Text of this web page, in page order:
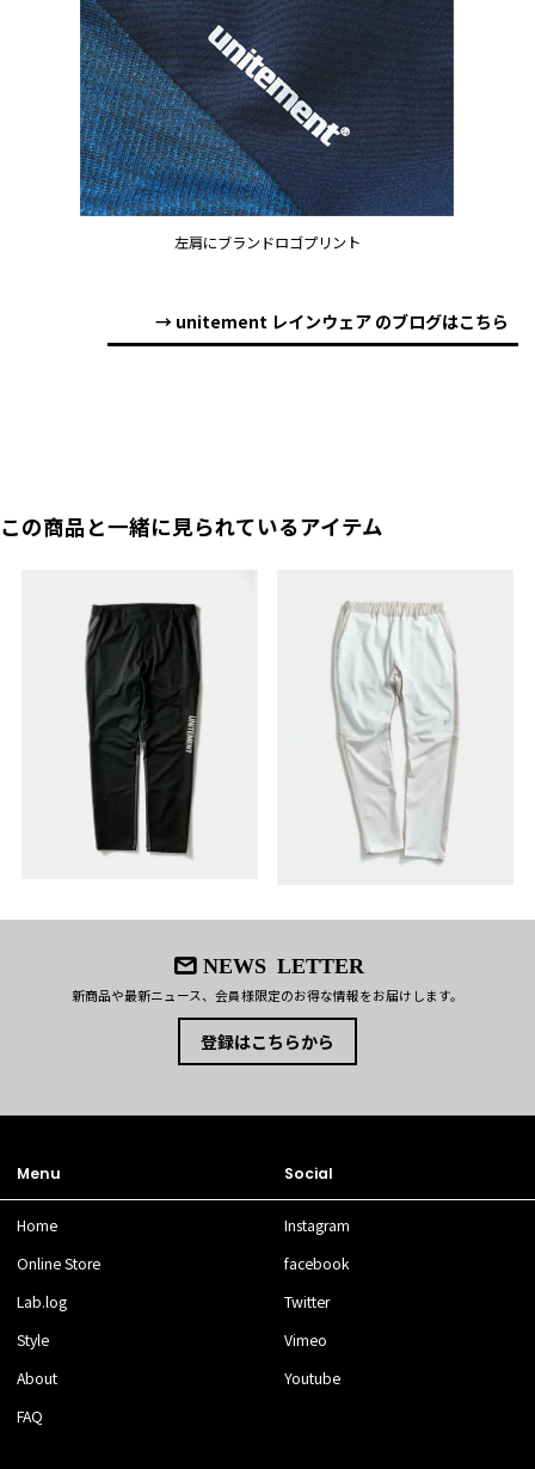
左肩にブランドロゴプリント
→ unitement レインウェア のブログはこちら
この商品と一緒に見られているアイテム
NEWS LETTER
新商品や最新ニュース、会員様限定のお得な情報をお届けします。
登録はこちらから
Menu
Home
Online Store
Lab.log
Style
About
FAQ
Social
Instagram
facebook
Twitter
Vimeo
Youtube